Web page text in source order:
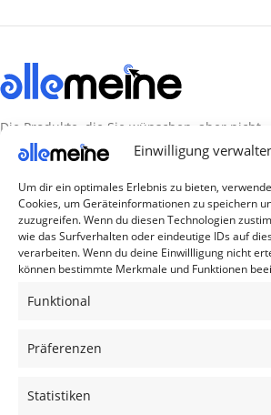
Einwilligung
Um dir ein optimales Erlebnis zu bieten,
Cookies, um Geräteinformationen zu speichern
zuzugreifen. Wenn du diesen Technologien
wie das Surfverhalten oder eindeutige IDs auf
verarbeiten. Wenn du deine Einwillligung nicht
können bestimmte Merkmale und Funktionen
Funktional
Präferenzen
Statistiken
Die Produkte, die Sie wünschen, aber nicht
erreichen können, sind gleichzeitig mit der
Welt hier.
Abonnieren Sie uns
Kategorien
TV Zubehör
Airpod Zubehör